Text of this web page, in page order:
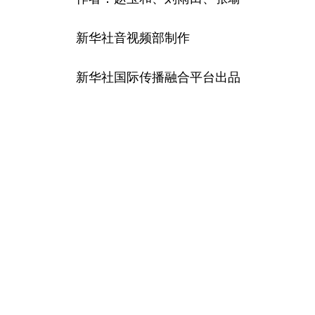
新华社音视频部制作
新华社国际传播融合平台出品